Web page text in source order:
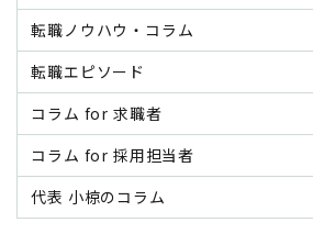
転職ノウハウ・コラム
転職エピソード
コラム for 求職者
コラム for 採用担当者
代表 小椋のコラム